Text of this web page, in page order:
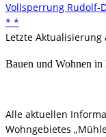
Vollsperrung Rudolf-
* *
Letzte
Bauen und Wohnen
Alle aktuellen
Wohngebietes